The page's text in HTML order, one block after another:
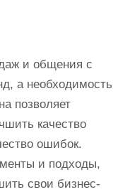
и общения с
а необходимость
позволяет
качество
ошибок.
и подходы,
свои бизнес-